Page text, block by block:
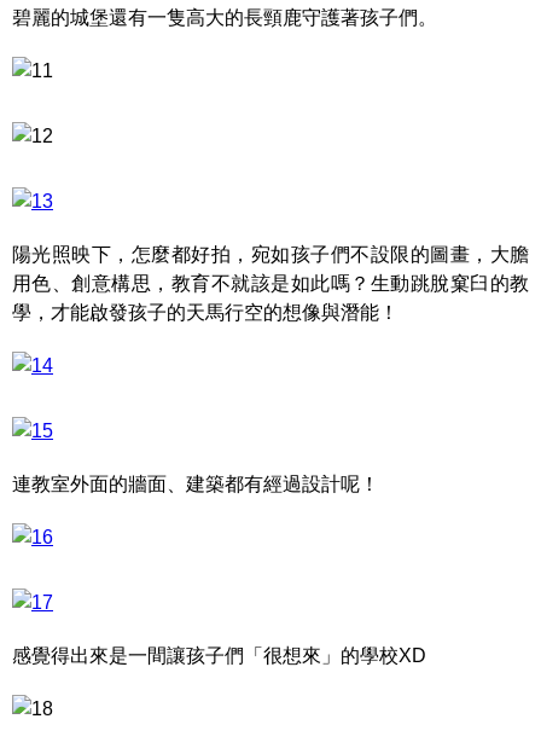
碧麗的城堡還有一隻高大的長頸鹿守護著孩子們。
陽光照映下，怎麼都好拍，宛如孩子們不設限的圖畫，大膽
用色、創意構思，教育不就該是如此嗎？生動跳脫窠臼的教
學，才能啟發孩子的天馬行空的想像與潛能！
連教室外面的牆面、建築都有經過設計呢！
感覺得出來是一間讓孩子們「很想來」的學校XD